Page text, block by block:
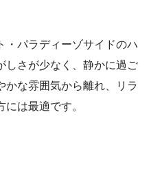
・パラディーゾサイドのハ
しさが少なく、静かに過ご
かな雰囲気から離れ、リラ
は最適です。